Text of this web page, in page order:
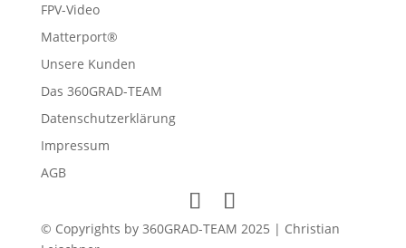
FPV-Video
Matterport®
Unsere Kunden
Das 360GRAD-TEAM
Datenschutzerklärung
Impressum
AGB
© Copyrights by 360GRAD-TEAM 2025 | Christian